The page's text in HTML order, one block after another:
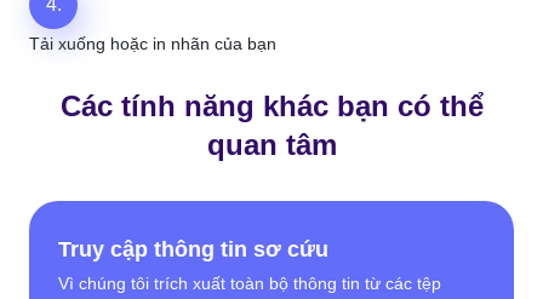
4.
Tải xuống hoặc in nhãn của bạn
Các tính năng khác bạn có thể
quan tâm
Truy cập thông tin sơ cứu
Vì chúng tôi trích xuất toàn bộ thông tin từ các tệp